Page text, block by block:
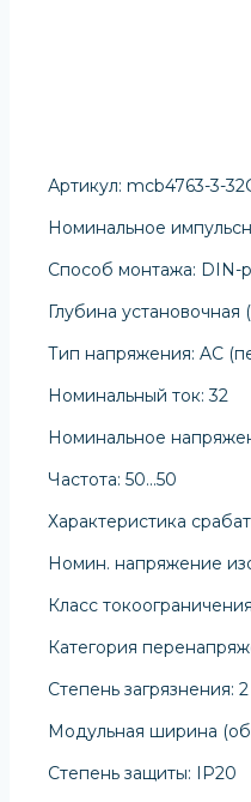
Артикул: mcb4763-3-
Номинальное
Способ монтажа: DIN-
Глубина установочная
Тип напряжения: AC
Номинальный ток: 32
Номинальное
Частота: 50…50
Характеристика
Номин. напряжение
Класс
Категория
Степень загрязнения: 2
Модульная ширина
Степень защиты: IP20